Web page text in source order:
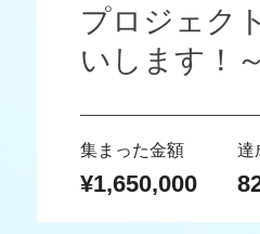
プロジェク
いします！～
集まった金額
¥1,650,000
達